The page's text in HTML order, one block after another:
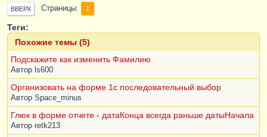
ВВЕРХ Страницы 1
Теги:
Похожие темы (5)
Подскажите как изменить Фамилию
Автор ls600
Организовать на форме 1с последовательный выбор
Автор Space_minus
Глюк в форме отчете - датаКонца всегда раньше датыНачала
Автор retk213